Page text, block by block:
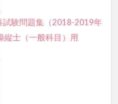
試験問題集（2018-2019年
縦士（一般科目）用